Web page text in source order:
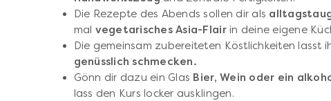
Die Rezepte des Abends sollen dir als
mal vegetarisches Asia-Flairin deine eigene
Die gemeinsam zubereiteten Köstlichkeiten lasst
genüsslich schmecken.
Gönn dir dazu ein Glas Bier, Wein oder ein
lass den Kurs locker ausklingen.